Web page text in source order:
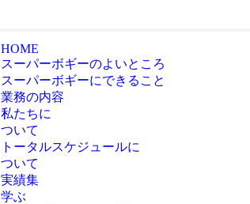
HOME
スーパーボギーのよいところ
スーパーボギーにできること
業務の内容
私たちに
ついて
トータルスケジュールに
ついて
実績集
学ぶ